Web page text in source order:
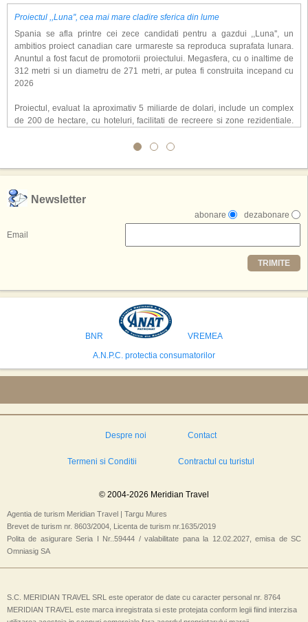
Proiectul ,,Luna'', cea mai mare cladire sferica din lume
Spania se afla printre cei zece candidati pentru a gazdui ,,Luna'', un
ambitios proiect canadian care urmareste sa reproduca suprafata lunara.
Anuntul a fost facut de promotorii proiectului. Megasfera, cu o inaltime de
312 metri si un diametru de 271 metri, ar putea fi construita incepand cu
2026
Proiectul, evaluat la aproximativ 5 miliarde de dolari, include un complex
de 200 de hectare, cu hoteluri, facilitati de recreere si zone rezidentiale.
atragerea a pana la 10 milioane de turisti anual. �Luna� ar putea deveni
exclusiv simularea suprafetei lunare.
,,Credem ca exista sanse mari sa anuntam nu doar o locatie, ci poate mai
multe'', a declarat Michael R. Henderson, cofondator al Moon World
Resorts, citat de Gulf News. Potrivit acestuia, 2026 ar putea deveni un an
decisiv pentru reali zarea proiectului.
Printre celelalte tari care concureaza pentru a gazdui aceasta constructie
se numara Australia, Brazilia, China, Egipt, India, Polonia, Thailanda,
avea cele mai mari sanse de a castiga licitatia. Totusi, Spania, care se
preconizeaza ca va deveni a doua cea mai vizitata tara din lume in 2025,
isi bazeaza oferta pe infrastructura turistica solida si capacitatea hoteliera."
Newsletter
dezabonare
abonare
Email
TRIMITE
BNR
VREMEA
A.N.P.C. protectia consumatorilor
Despre noi Contact
Termeni si Conditii Contractul cu turistul
© 2004-2026 Meridian Travel
Agentia de turism Meridian Travel | Targu Mures
Brevet de turism nr. 8603/2004, Licenta de turism nr.1635/2019
Polita de asigurare Seria I Nr..59444 / valabilitate pana la 12.02.2027, emisa de SC
Omniasig SA
S.C. MERIDIAN TRAVEL SRL este operator de date cu caracter personal nr. 8764
MERIDIAN TRAVEL este marca inregistrata si este protejata conform legii fiind interzisa